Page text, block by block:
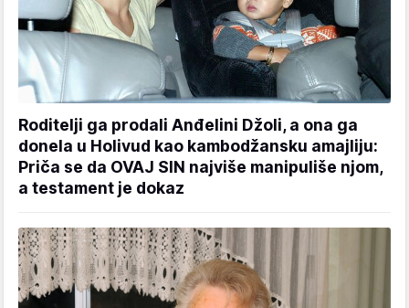
Roditelji ga prodali Anđelini Džoli, a ona ga
donela u Holivud kao kambodžansku amajliju:
Priča se da OVAJ SIN najviše manipuliše njom,
a testament je dokaz